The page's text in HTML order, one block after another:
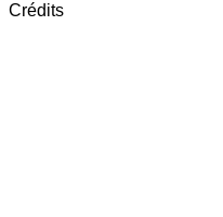
Crédits